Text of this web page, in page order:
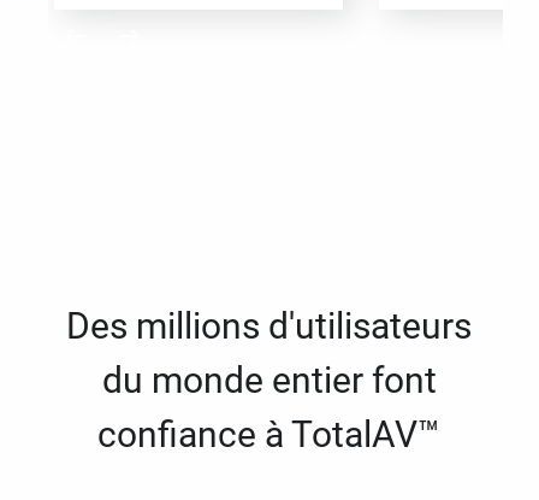
Des millions d'utilisateurs
du monde entier font
confiance à TotalAV™